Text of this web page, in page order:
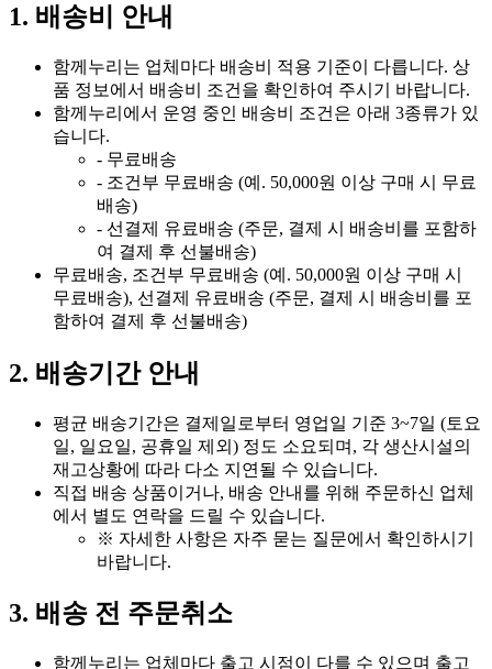
1. 배송비 안내
함께누리는 업체마다 배송비 적용 기준이 다릅니다. 상
품 정보에서 배송비 조건을 확인하여 주시기 바랍니다.
함께누리에서 운영 중인 배송비 조건은 아래 3종류가 있
습니다.
- 무료배송
- 조건부 무료배송 (예. 50,000원 이상 구매 시 무료
배송)
- 선결제 유료배송 (주문, 결제 시 배송비를 포함하
여 결제 후 선불배송)
무료배송, 조건부 무료배송 (예. 50,000원 이상 구매 시
무료배송), 선결제 유료배송 (주문, 결제 시 배송비를 포
함하여 결제 후 선불배송)
2. 배송기간 안내
평균 배송기간은 결제일로부터 영업일 기준 3~7일 (토요
일, 일요일, 공휴일 제외) 정도 소요되며, 각 생산시설의
재고상황에 따라 다소 지연될 수 있습니다.
직접 배송 상품이거나, 배송 안내를 위해 주문하신 업체
에서 별도 연락을 드릴 수 있습니다.
※ 자세한 사항은 자주 묻는 질문에서 확인하시기
바랍니다.
3. 배송 전 주문취소
함께누리는 업체마다 출고 시점이 다를 수 있으며 출고